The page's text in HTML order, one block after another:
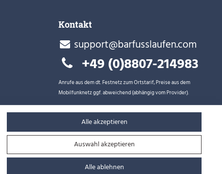
Kontakt
support@barfusslaufen.com
+49 (0)8807-214983
Anrufe aus dem dt. Festnetz zum Ortstarif, Preise aus dem
Mobilfunknetz ggf. abweichend (abhängig vom Provider).
Alle akzeptieren
Alle ablehnen
Auswahl akzeptieren